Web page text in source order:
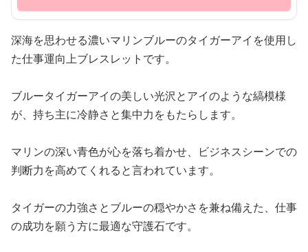
深海を思わせる濃いマリンブルーのタイガーアイを使用し
た仕事運向上ブレスレットです。
ブルータイガーアイの美しい光沢とアイのような縞模様
が、持ち主に冷静さと集中力をもたらします。
マリンの深い青色が心を落ち着かせ、ビジネスシーンでの
判断力を高めてくれると言われています。
タイガーの力強さとブルーの穏やかさを兼ね備えた、仕事
の成功を願う方に最適な守護石です。